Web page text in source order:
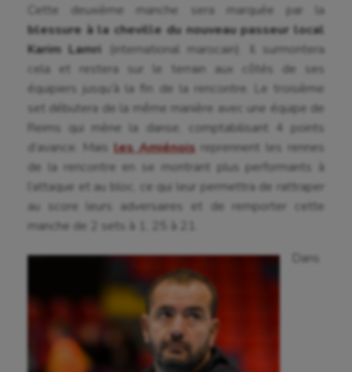
Boules lyonnaises
Canoë-kayak
Cerf Volant
Cheerleading
Course à pied
Crossfit
Cyclisme
Danse
Escalade
Escrime
Fitness
Cette deuxième manche sera marquée par la
blessure à la cheville du nouveau passeur local
Karim Lamri (international marocain). Il surmontera
cela et restera sur le terrain aux côtés de ses
équipiers jusqu’à la fin de la rencontre. Le troisième
set débutera de la même manière avec une équipe de
Reims qui mène la danse, comptabilisant 4 points
d’avance. Mais les Amiénoisreprennent les rennes
de la rencontre en se montrant plus performants à
l’attaque et au bloc, ce qui leur permettra de rattraper
au score leurs adversaires et de remporter cette
manche de 2 sets à 1, 25 à 21.
Dans